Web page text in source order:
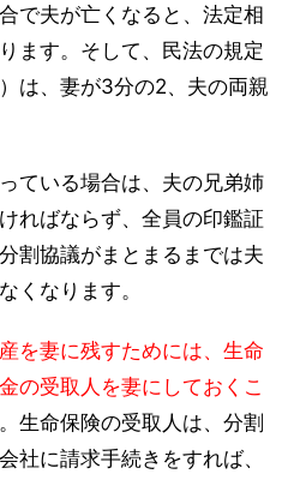
で夫が亡くなると、法定相
ます。そして、民法の規定
は、妻が3分の2、夫の両親
ている場合は、夫の兄弟姉
ればならず、全員の印鑑証
割協議がまとまるまでは夫
くなります。
を妻に残すためには、生命
の受取人を妻にしておくこ
。生命保険の受取人は、分割
社に請求手続きをすれば、